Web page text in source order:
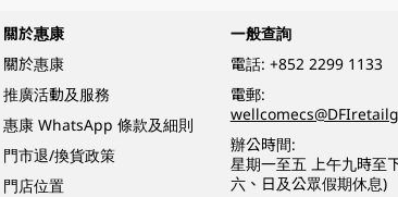
關於惠康
關於惠康
推廣活動及服務
惠康 WhatsApp 條款及細則
門市退/換貨政策
門店位置
一般查詢
電話: +852 2299 1133
電郵:
辦公時間:
星期一至五 上午九時至
六、日及公眾假期休息)